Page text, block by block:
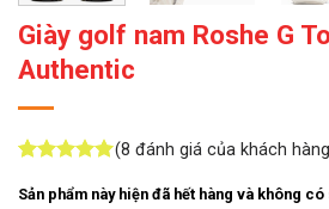
Giày golf nam Roshe G
Authentic
dựa trên
(8 đánh giá của khách
Sản phẩm này hiện đã hết hàng và không có